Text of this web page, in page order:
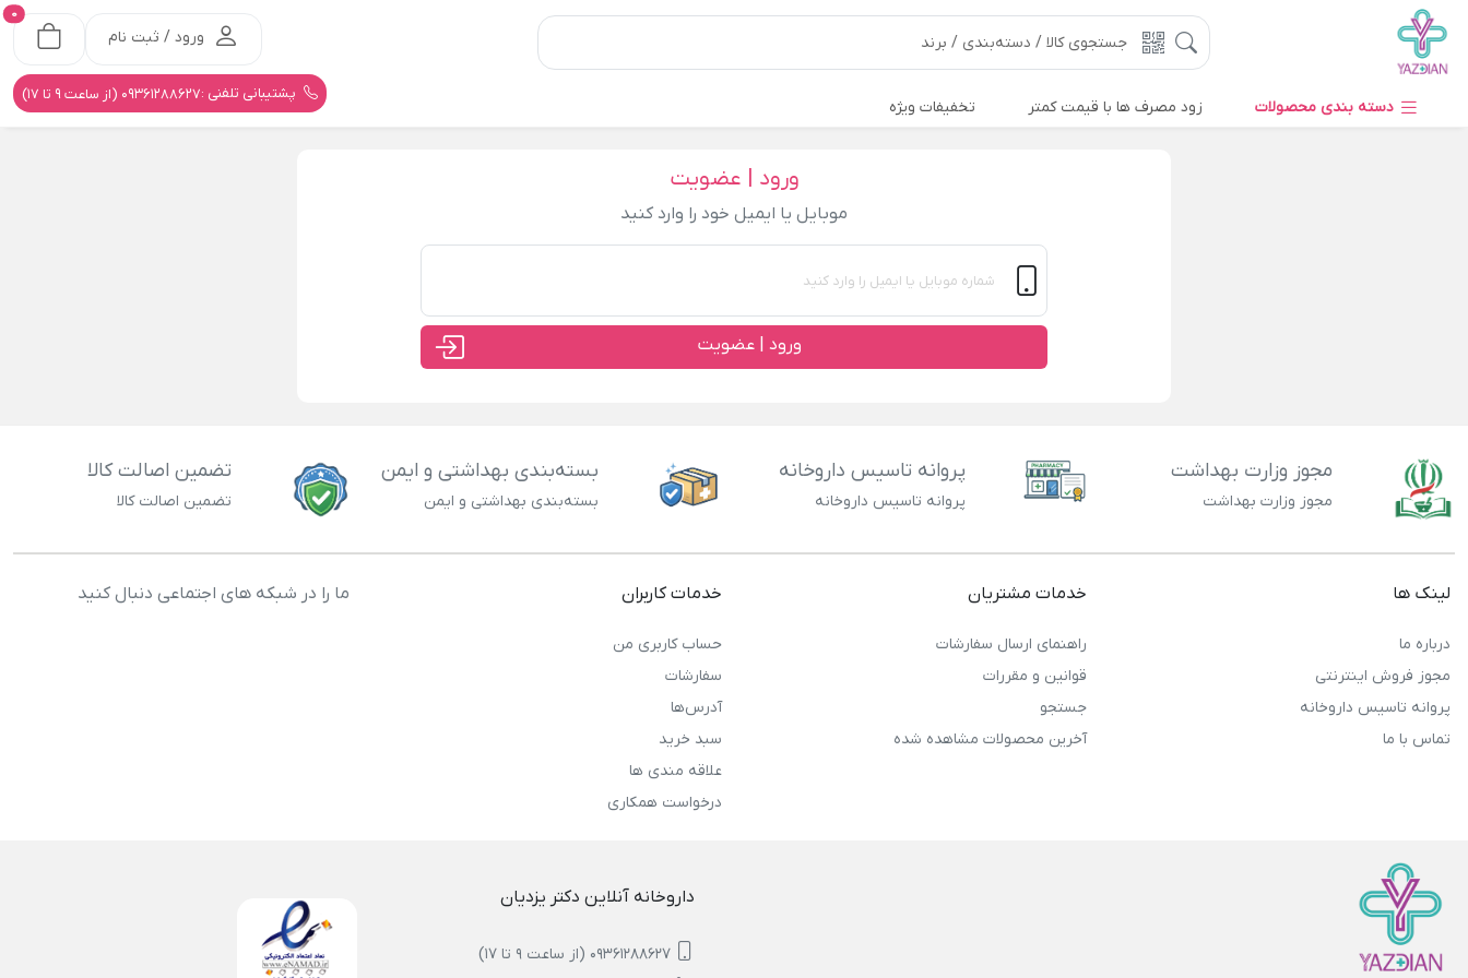
ورود / ثبت نام
0
پشتیبانی تلفنی :09361288627 (از ساعت 9 تا 17)
دسته بندی محصولات زود مصرف ها با قیمت کمتر تخفیفات ویژه
ورود | عضویت
موبایل یا ایمیل خود را وارد کنید
ورود | عضویت
مجوز وزارت بهداشت
مجوز وزارت بهداشت
پروانه تاسیس داروخانه
پروانه تاسیس داروخانه
بسته‌بندی بهداشتی و ایمن
بسته‌بندی بهداشتی و ایمن
تضمین اصالت کالا
تضمین اصالت کالا
لینک ها
درباره ما
مجوز فروش اینترنتی
پروانه تاسیس داروخانه
تماس با ما
خدمات مشتریان
راهنمای ارسال سفارشات
قوانین و مقررات
جستجو
آخرین محصولات مشاهده شده
خدمات کاربران
حساب کاربری من
سفارشات
آدرس‌ها
سبد خرید
علاقه مندی ها
درخواست همکاری
ما را در شبکه های اجتماعی دنبال کنید
داروخانه آنلاین دکتر یزدیان
09361288627 (از ساعت 9 تا 17)